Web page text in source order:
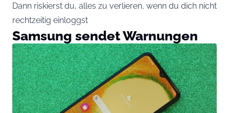
Dann riskierst du, alles zu verlieren, wenn du dich nicht
rechtzeitig einloggst
Samsung sendet Warnungen